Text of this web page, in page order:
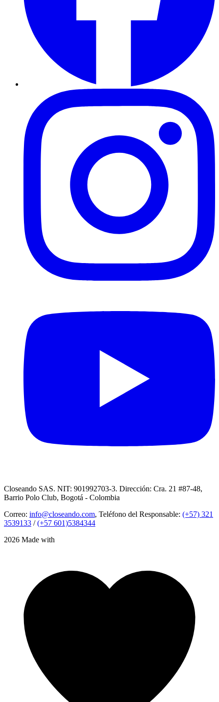
Closeando SAS. NIT: 901992703-3. Dirección: Cra. 21 #87-48,
Barrio Polo Club, Bogotá - Colombia
Correo: info@closeando.com, Teléfono del Responsable: (+57) 321
3539133 /(+57 601)5384344
2026 Made with